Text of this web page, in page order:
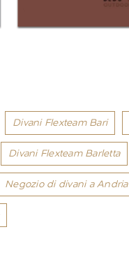
Divani Flexteam Bari
Divani Flexteam Barletta
Negozio di divani a Andria